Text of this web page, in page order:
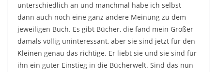
unterschiedlich an und manchmal habe ich selbst
dann auch noch eine ganz andere Meinung zu dem
jeweiligen Buch. Es gibt Bücher, die fand mein Großer
damals völlig uninteressant, aber sie sind jetzt für den
Kleinen genau das richtige. Er liebt sie und sie sind für
ihn ein guter Einstieg in die Bücherwelt. Sind das nun